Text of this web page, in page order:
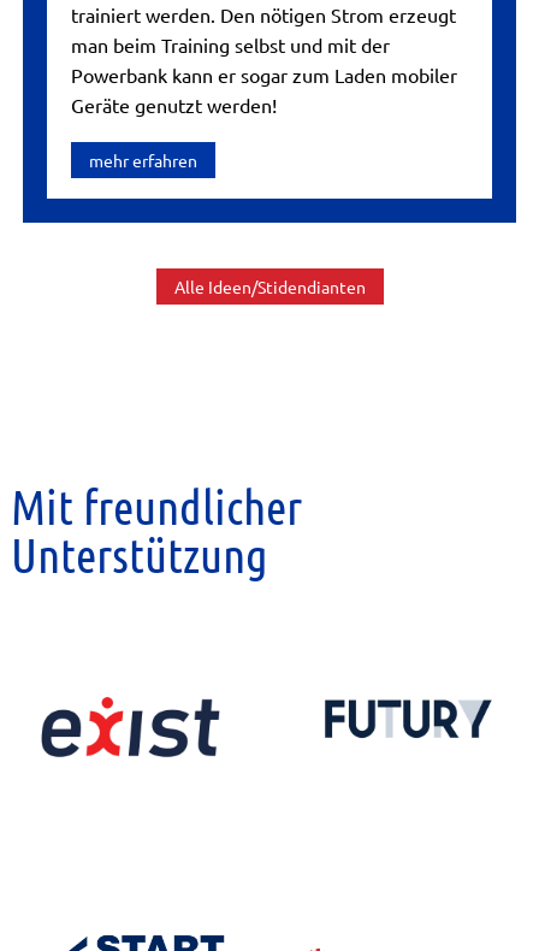
trainiert werden. Den nötigen Strom erzeugt
man beim Training selbst und mit der
Powerbank kann er sogar zum Laden mobiler
Geräte genutzt werden!
mehr erfahren
Alle Ideen/Stidendianten
Mit freundlicher
Unterstützung